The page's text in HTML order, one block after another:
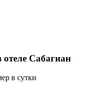
Сабагиан
в сутки